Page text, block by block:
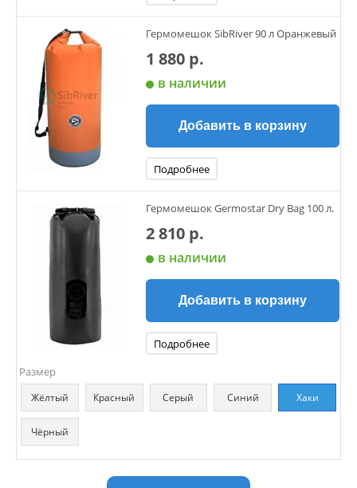
Гермомешок SibRiver 90 л Оранжевый
1 880 р.
в наличии
Добавить в корзину
Подробнее
Гермомешок Germostar Dry Bag 100 л.
2 810 р.
в наличии
Добавить в корзину
Подробнее
Размер
Жёлтый Красный Серый Синий Хаки
Чёрный